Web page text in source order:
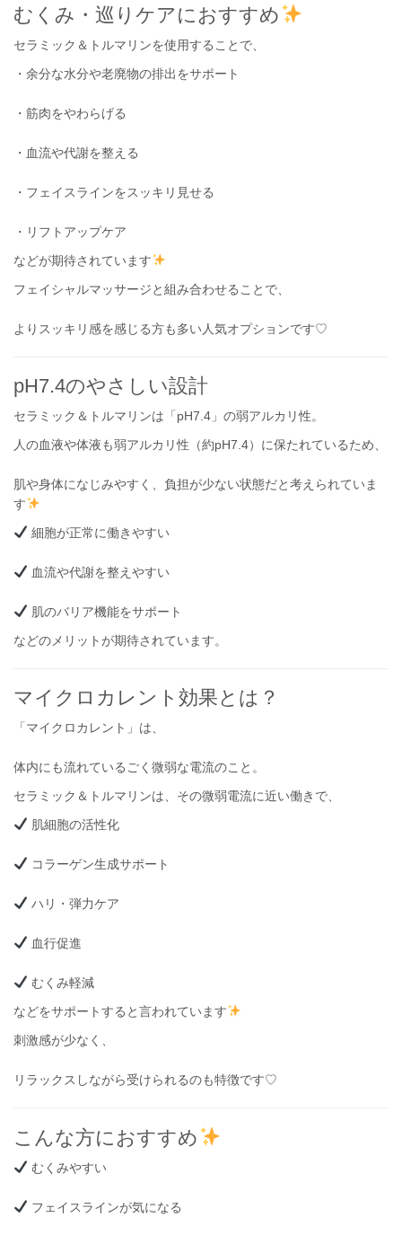
むくみ・巡りケアにおすすめ
セラミック＆トルマリンを使用することで、
・余分な水分や老廃物の排出をサポート
・筋肉をやわらげる
・血流や代謝を整える
・フェイスラインをスッキリ見せる
・リフトアップケア
などが期待されています
フェイシャルマッサージと組み合わせることで、
よりスッキリ感を感じる方も多い人気オプションです♡
pH7.4のやさしい設計
セラミック＆トルマリンは「pH7.4」の弱アルカリ性。
人の血液や体液も弱アルカリ性（約pH7.4）に保たれているため、
肌や身体になじみやすく、負担が少ない状態だと考えられていま
す
細胞が正常に働きやすい
血流や代謝を整えやすい
肌のバリア機能をサポート
などのメリットが期待されています。
マイクロカレント効果とは？
「マイクロカレント」は、
体内にも流れているごく微弱な電流のこと。
セラミック＆トルマリンは、その微弱電流に近い働きで、
肌細胞の活性化
コラーゲン生成サポート
ハリ・弾力ケア
血行促進
むくみ軽減
などをサポートすると言われています
刺激感が少なく、
リラックスしながら受けられるのも特徴です♡
こんな方におすすめ
むくみやすい
フェイスラインが気になる